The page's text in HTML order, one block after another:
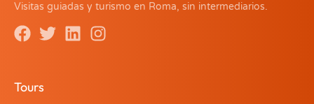
Visitas guiadas y turismo en Roma, sin intermediarios.
Tours